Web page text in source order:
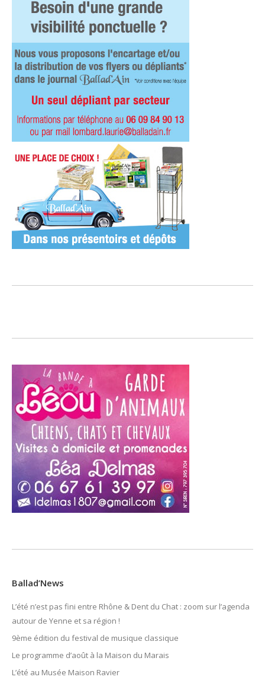
Ballad’News
L’été n’est pas fini entre Rhône & Dent du Chat : zoom sur l’agenda
autour de Yenne et sa région !
9ème édition du festival de musique classique
Le programme d’août à la Maison du Marais
L’été au Musée Maison Ravier